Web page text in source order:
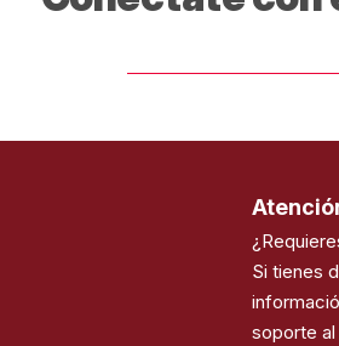
Si tienes
soporte